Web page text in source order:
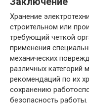
Хранение
строительном или
требующий четкой
применения
механических
различных категорий
рекомендаций по их
сохранению
безопасность